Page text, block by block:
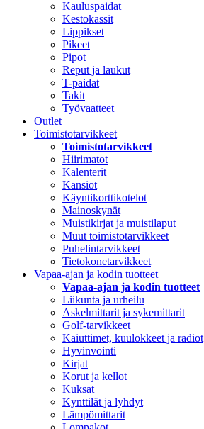
Kauluspaidat
Kestokassit
Lippikset
Pikeet
Pipot
Reput ja laukut
T-paidat
Takit
Työvaatteet
Outlet
Toimistotarvikkeet
Toimistotarvikkeet
Hiirimatot
Kalenterit
Kansiot
Käyntikorttikotelot
Mainoskynät
Muistikirjat ja muistilaput
Muut toimistotarvikkeet
Puhelintarvikkeet
Tietokonetarvikkeet
Vapaa-ajan ja kodin tuotteet
Vapaa-ajan ja kodin tuotteet
Liikunta ja urheilu
Askelmittarit ja sykemittarit
Golf-tarvikkeet
Kaiuttimet, kuulokkeet ja radiot
Hyvinvointi
Kirjat
Korut ja kellot
Kuksat
Kynttilät ja lyhdyt
Lämpömittarit